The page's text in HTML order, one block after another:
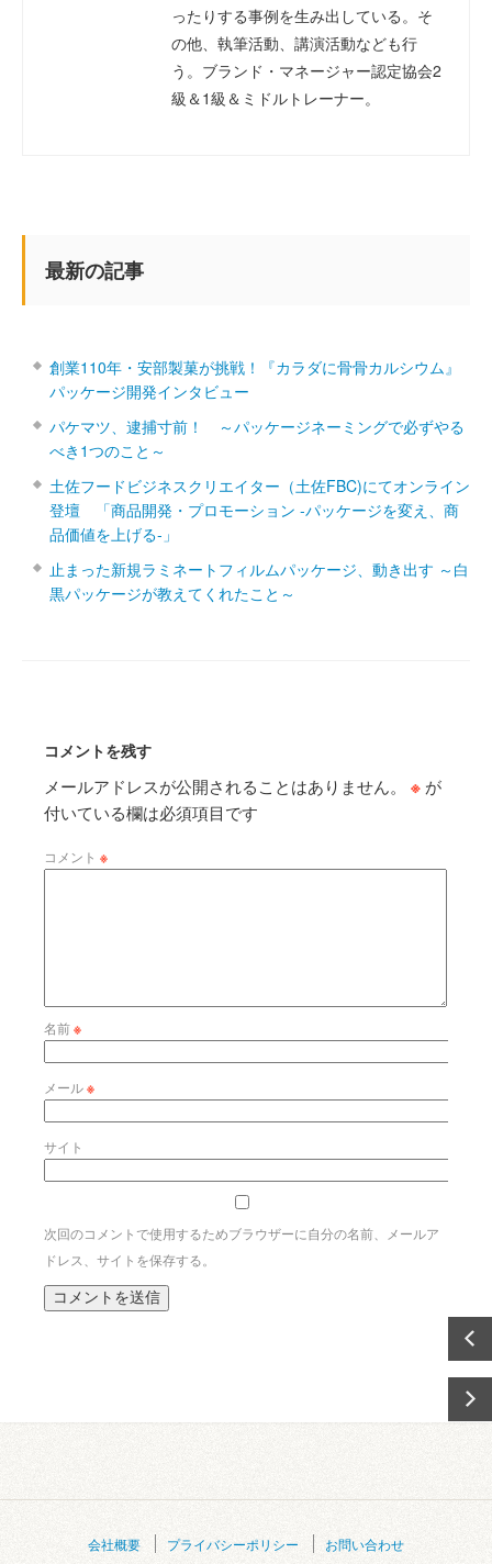
ったりする事例を生み出している。そ
の他、執筆活動、講演活動なども行
う。ブランド・マネージャー認定協会2
級＆1級＆ミドルトレーナー。
最新の記事
創業110年・安部製菓が挑戦！『カラダに骨骨カルシウム』
パッケージ開発インタビュー
パケマツ、逮捕寸前！ ～パッケージネーミングで必ずやる
べき1つのこと～
土佐フードビジネスクリエイター（土佐FBC)にてオンライン
登壇 「商品開発・プロモーション ‐パッケージを変え、商
品価値を上げる‐」
止まった新規ラミネートフィルムパッケージ、動き出す ～白
黒パッケージが教えてくれたこと～
コメントを残す
メールアドレスが公開されることはありません。 ※ が
付いている欄は必須項目です
コメント ※
名前※
メール※
サイト
次回のコメントで使用するためブラウザーに自分の名前、メールア
ドレス、サイトを保存する。
会社概要 プライバシーポリシー お問い合わせ